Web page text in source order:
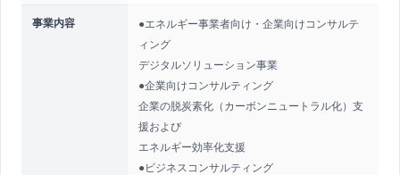
事業内容
●エネルギー事業者向け・企業向けコンサルテ
ィング
デジタルソリューション事業
●企業向けコンサルティング
企業の脱炭素化（カーボンニュートラル化）支
援および
エネルギー効率化支援
●ビジネスコンサルティング